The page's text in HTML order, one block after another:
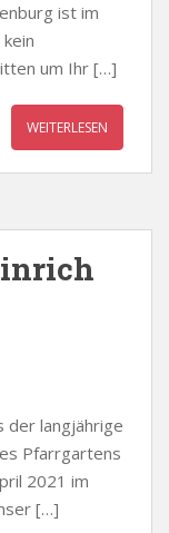
ist im
um Ihr […]
WEITERLESEN
der langjährige
Pfarrgartens
2021 im
[…]